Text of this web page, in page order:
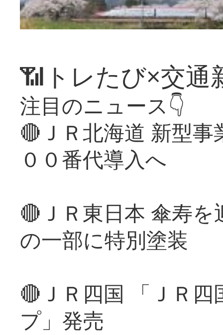
📶トレたび×交通
注目のニュース👇
🔴ＪＲ北海道 新型
００番代導入へ
🔴ＪＲ東日本 傘寿
の一部に特別塗装
🔴ＪＲ四国 「ＪＲ
プ」発売